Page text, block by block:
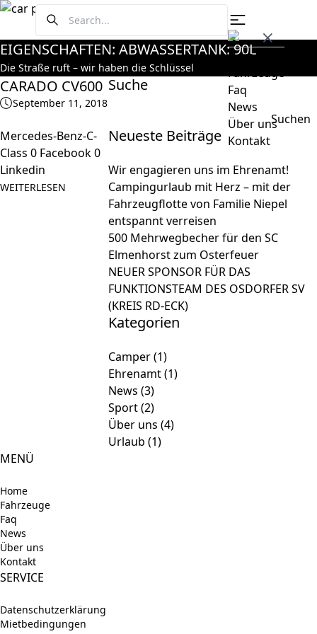
Home
Fahrzeuge
Faq
News
Über uns
Kontakt
EIGENSCHAFTEN: ABWASSERTANK: 90L
Die Straße ruft – wir haben die Schlüssel
CARADO CV600
September 11, 2018
Mercedes-Benz-C-
Class 0 Facebook 0
Linkedin
WEITERLESEN
Suche
nach:
Neueste Beiträge
Wir engagieren uns im Ehrenamt!
Campingurlaub mit Herz – mit der
Fahrzeugflotte von Familie Niepel
entspannt verreisen
500 Mehrwegbecher für den SC
Elmenhorst zum Osterfeuer
NEUER SPONSOR FÜR DAS
FUNKTIONSTEAM DES OSDORFER SV
(KREIS RD-ECK)
Kategorien
Camper(1)
Ehrenamt(1)
News (3)
Sport(2)
Über uns (4)
Urlaub (1)
MENÜ
Home
Fahrzeuge
Faq
News
Über uns
Kontakt
SERVICE
Datenschutzerklärung
Mietbedingungen